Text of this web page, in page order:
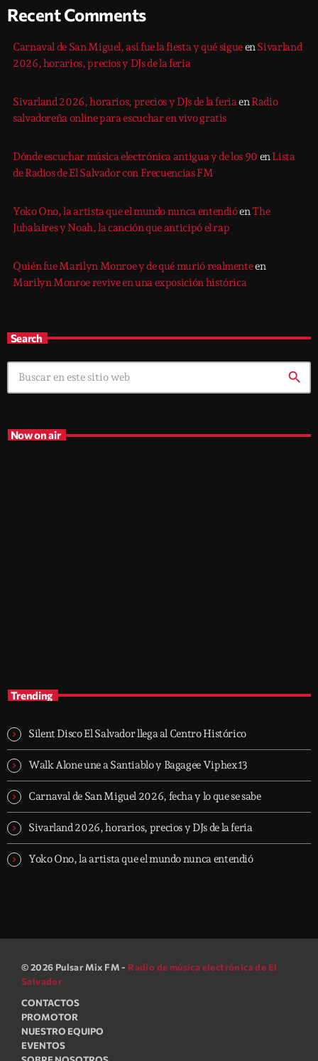
Recent Comments
Carnaval de San Miguel, así fue la fiesta y qué sigueen Sivarland
2026, horarios, precios y DJs de la feria
Sivarland 2026, horarios, precios y DJs de la feriaen Radio
salvadoreña online para escuchar en vivo gratis
Dónde escuchar música electrónica antigua y de los 90 en Lista
de Radios de El Salvador con Frecuencias FM
Yoko Ono, la artista que el mundo nunca entendióenThe
Jubalaires y Noah, la canción que anticipó el rap
Quién fue Marilyn Monroe y de qué murió realmenteen
Marilyn Monroe revive en una exposición histórica
Search
search
Now on air
Trending
Silent Disco El Salvador llega al Centro Histórico
Walk Alone une a Santiablo y Bagagee Viphex13
Carnaval de San Miguel 2026, fecha y lo que se sabe
Sivarland 2026, horarios, precios y DJs de la feria
Yoko Ono, la artista que el mundo nunca entendió
© 2026 Pulsar Mix FM - Radio de música electrónica de El
Salvador
CONTACTOS
PROMOTOR
NUESTRO EQUIPO
EVENTOS